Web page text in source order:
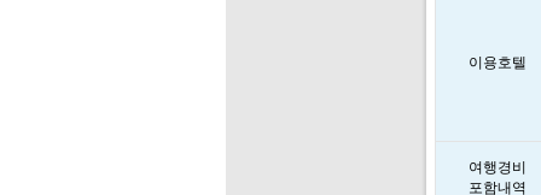
이용호텔
여행경비
포함내역